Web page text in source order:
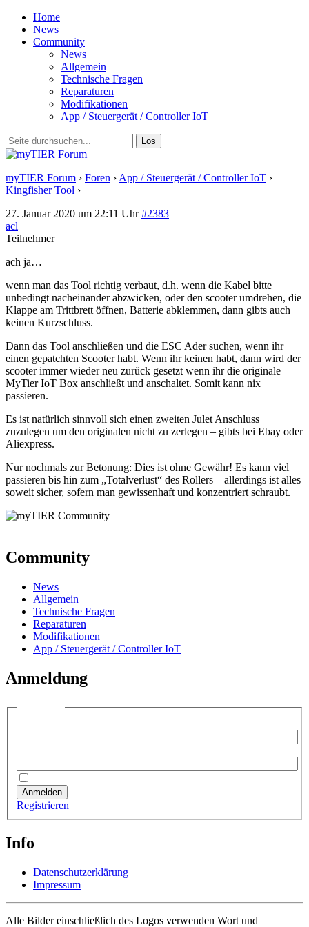
Home
News
Community
News
Allgemein
Technische Fragen
Reparaturen
Modifikationen
App / Steuergerät / Controller IoT
myTIER Forum › Foren › App / Steuergerät / Controller IoT ›
Kingfisher Tool ›
27. Januar 2020 um 22:11 Uhr #2383
acl
Teilnehmer
ach ja…
wenn man das Tool richtig verbaut, d.h. wenn die Kabel bitte
unbedingt nacheinander abzwicken, oder den scooter umdrehen, die
Klappe am Trittbrett öffnen, Batterie abklemmen, dann gibts auch
keinen Kurzschluss.
Dann das Tool anschließen und die ESC Ader suchen, wenn ihr
einen gepatchten Scooter habt. Wenn ihr keinen habt, dann wird der
scooter immer wieder neu zurück gesetzt wenn ihr die originale
MyTier IoT Box anschließt und anschaltet. Somit kann nix
passieren.
Es ist natürlich sinnvoll sich einen zweiten Julet Anschluss
zuzulegen um den originalen nicht zu zerlegen – gibts bei Ebay oder
Aliexpress.
Nur nochmals zur Betonung: Dies ist ohne Gewähr! Es kann viel
passieren bis hin zum „Totalverlust“ des Rollers – allerdings ist alles
soweit sicher, sofern man gewissenhaft und konzentriert schraubt.
Community
News
Allgemein
Technische Fragen
Reparaturen
Modifikationen
App / Steuergerät / Controller IoT
Anmeldung
Anmelden
Registrieren
Info
Datenschutzerklärung
Impressum
Alle Bilder einschließlich des Logos verwenden Wort und